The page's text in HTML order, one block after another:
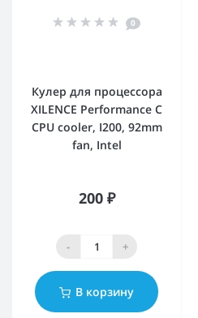
0
Кулер для процессора
XILENCE Performance C
CPU cooler, I200, 92mm
fan, Intel
200 ₽
- +
В корзину